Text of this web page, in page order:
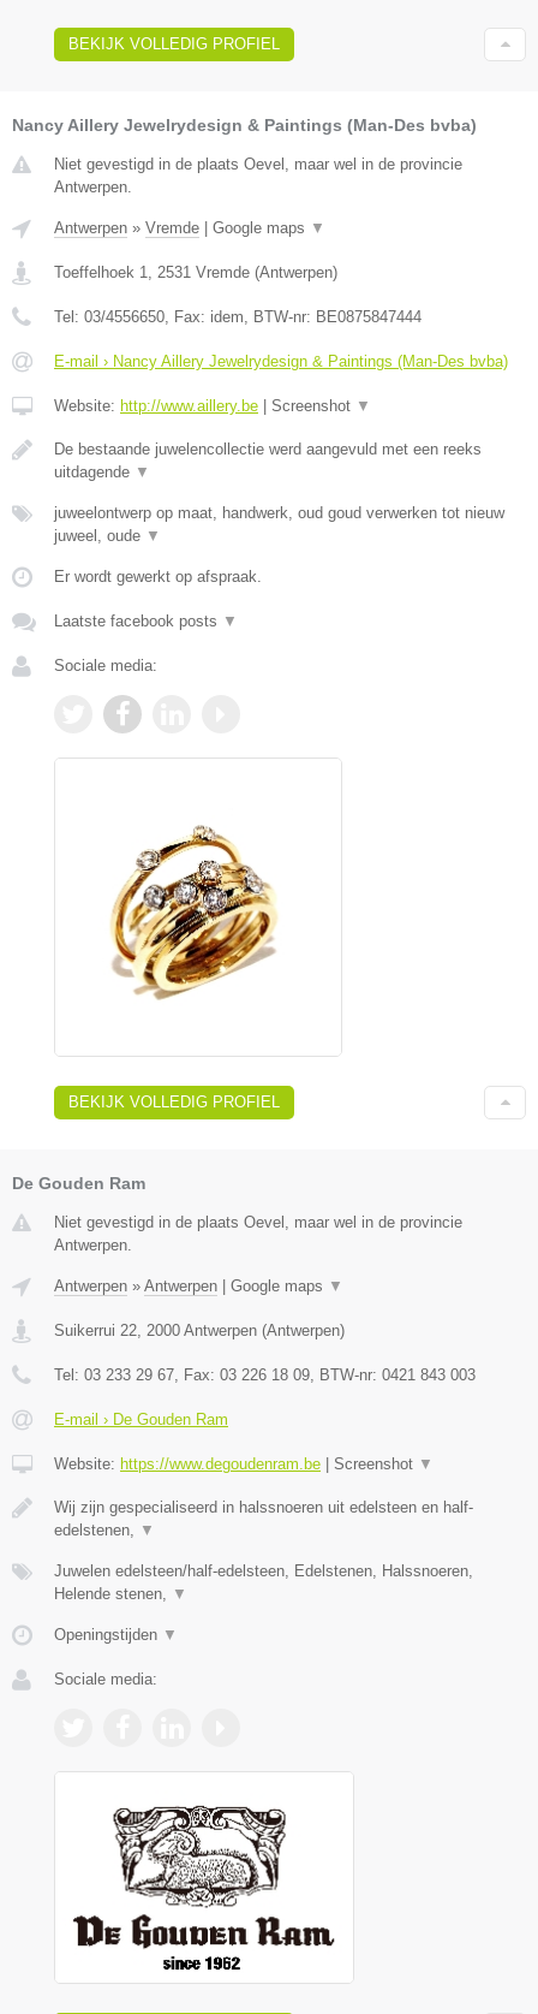
BEKIJK VOLLEDIG PROFIEL
Nancy Aillery Jewelrydesign & Paintings (Man-Des bvba)
Niet gevestigd in de plaats Oevel, maar wel in de provincie
Antwerpen.
Antwerpen » Vremde | Google maps ▼
Toeffelhoek 1 2531 Vremde (Antwerpen)
Tel: 03/4556650 , Fax: idem , BTW-nr: BE0875847444
E-mail › Nancy Aillery Jewelrydesign & Paintings (Man-Des bvba)
Website: http://www.aillery.be | Screenshot ▼
De bestaande juwelencollectie werd aangevuld met een reeks
uitdagende ▼
juweelontwerp op maat, handwerk, oud goud verwerken tot nieuw
juweel, oude ▼
Er wordt gewerkt op afspraak.
Laatste facebook posts ▼
Sociale media:
BEKIJK VOLLEDIG PROFIEL
De Gouden Ram
Niet gevestigd in de plaats Oevel, maar wel in de provincie
Antwerpen.
Antwerpen » Antwerpen Google maps ▼
Suikerrui 22, 2000 Antwerpen (Antwerpen)
Tel: 03 233 29 67, Fax: 03 226 18 09, BTW-nr: 0421 843 003
E-mail › De Gouden Ram
Website: https://www.degoudenram.be Screenshot ▼
Wij zijn gespecialiseerd in halssnoeren uit edelsteen en half-
edelstenen, ▼
Juwelen edelsteen/half-edelsteen, Edelstenen, Halssnoeren,
Helende stenen, ▼
Openingstijden ▼
Sociale media: